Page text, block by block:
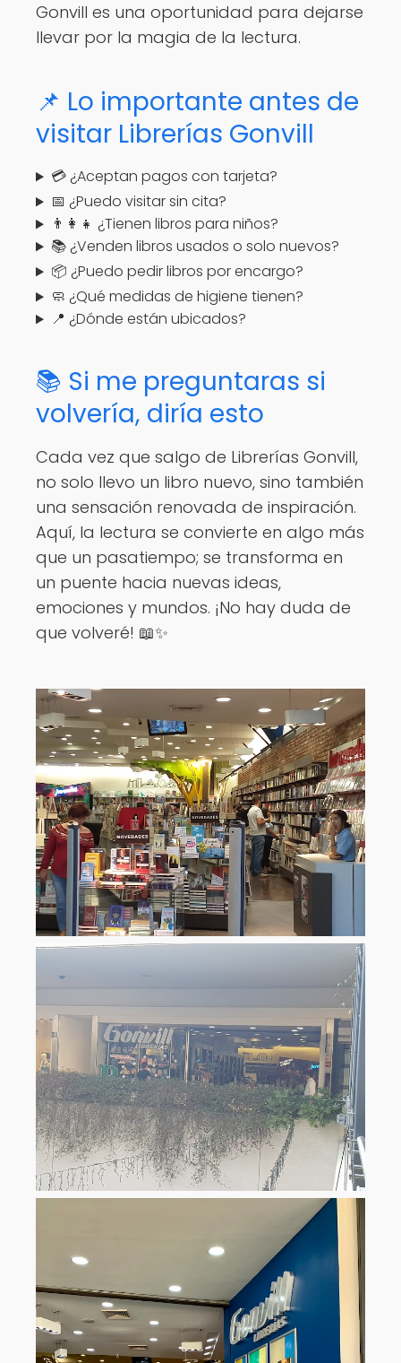
Gonvill es una oportunidad para dejarse
llevar por la magia de la lectura.
📌 Lo importante antes de
visitar Librerías Gonvill
💳 ¿Aceptan pagos con tarjeta?
📅 ¿Puedo visitar sin cita?
👨‍👩‍👧 ¿Tienen libros para niños?
📚 ¿Venden libros usados o solo nuevos?
📦 ¿Puedo pedir libros por encargo?
🧼 ¿Qué medidas de higiene tienen?
📍 ¿Dónde están ubicados?
📚 Si me preguntaras si
volvería, diría esto
Cada vez que salgo de Librerías Gonvill,
no solo llevo un libro nuevo, sino también
una sensación renovada de inspiración.
Aquí, la lectura se convierte en algo más
que un pasatiempo; se transforma en
un puente hacia nuevas ideas,
emociones y mundos. ¡No hay duda de
que volveré! 📖✨